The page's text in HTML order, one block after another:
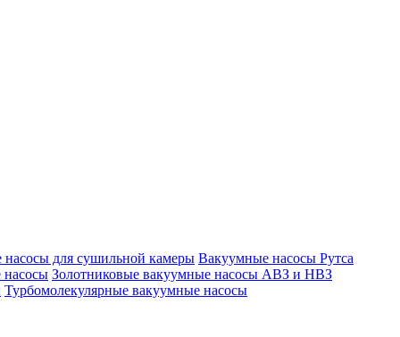
для сушильной камеры Вакуумные насосы Рутса
Золотниковые вакуумные насосы АВЗ и НВЗ
Турбомолекулярные вакуумные насосы